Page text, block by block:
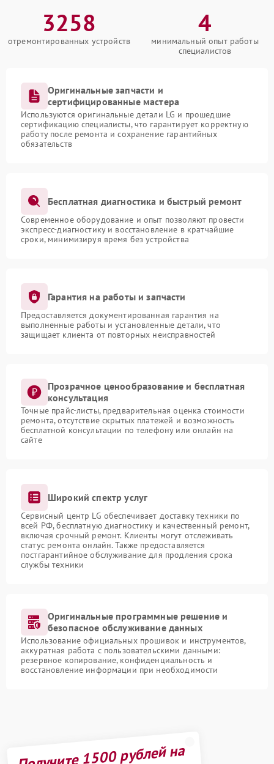
3258
отремонтированных устройств
4
минимальный опыт работы
специалистов
Оригинальные запчасти и
сертифицированные мастера
Используются оригинальные детали LG и прошедшие
сертификацию специалисты, что гарантирует корректную
работу после ремонта и сохранение гарантийных
обязательств
Бесплатная диагностика и быстрый ремонт
Современное оборудование и опыт позволяют провести
экспресс-диагностику и восстановление в кратчайшие
сроки, минимизируя время без устройства
Гарантия на работы и запчасти
Предоставляется документированная гарантия на
выполненные работы и установленные детали, что
защищает клиента от повторных неисправностей
Прозрачное ценообразование и бесплатная
консультация
Точные прайс-листы, предварительная оценка стоимости
ремонта, отсутствие скрытых платежей и возможность
бесплатной консультации по телефону или онлайн на
сайте
Широкий спектр услуг
Сервисный центр LG обеспечивает доставку техники по
всей РФ, бесплатную диагностику и качественный ремонт,
включая срочный ремонт. Клиенты могут отслеживать
статус ремонта онлайн. Также предоставляется
постгарантийное обслуживание для продления срока
службы техники
Оригинальные программные решение и
безопасное обслуживание данных
Использование официальных прошивок и инструментов,
аккуратная работа с пользовательскими данными:
резервное копирование, конфиденциальность и
восстановление информации при необходимости